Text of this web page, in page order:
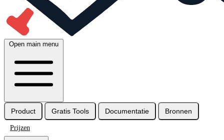
Open main menu
Product Gratis Tools Documentatie Bronnen
Prijzen